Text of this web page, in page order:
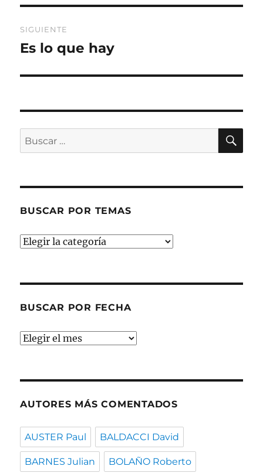
SIGUIENTE
Entrada
Es lo que hay
Buscar
por:
BUSCAR POR TEMAS
Buscar
BUSCAR POR FECHA
Buscar
AUTORES MÁS COMENTADOS
AUSTER Paul BALDACCI David
BARNES Julian BOLAÑO Roberto